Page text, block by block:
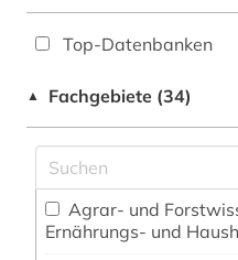
Top-Datenbanken
▲ Fachgebiete (34)